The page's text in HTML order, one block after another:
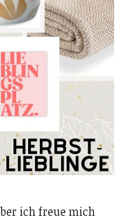
ich freue mich